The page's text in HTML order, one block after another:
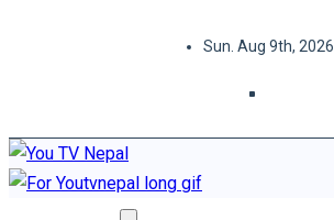
Sun. Aug 9th, 2026